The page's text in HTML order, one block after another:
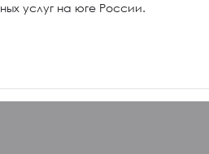
услуг на юге России.